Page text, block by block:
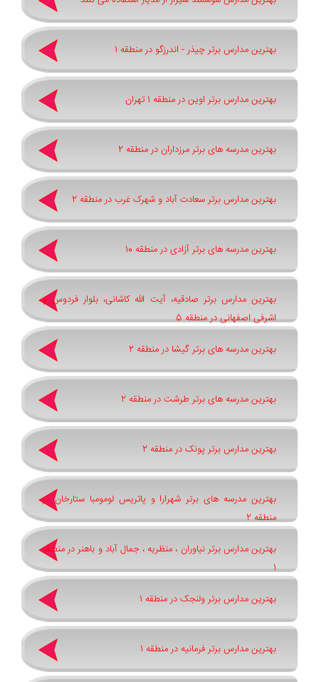
بهترین مدارس برتر چیذر - اندرزگو در منطقه 1
بهترین مدارس برتر اوین در منطقه 1 تهران
بهترین مدرسه های برتر مرزداران در منطقه 2
بهترین مدارس برتر سعادت آباد و شهرک غرب در منطقه 2
بهترین مدرسه های برتر آزادی در منطقه 10
بهترین مدارس برتر صادقیه، آیت الله کاشانی، بلوار فردوس و
اشرفی اصفهانی در منطقه 5
بهترین مدرسه های برتر گیشا در منطقه 2
بهترین مدرسه های برتر طرشت در منطقه 2
بهترین مدارس برتر پونک در منطقه 2
بهترین مدرسه های برتر شهرارا و پاتريس لومومبا ستارخان در
منطقه 2
بهترین مدارس برتر نیاوران ، منظریه ، جمال آباد و باهنر در منطقه
1
بهترین مدارس برتر ولنجک در منطقه 1
بهترین مدارس برتر فرمانیه در منطقه 1